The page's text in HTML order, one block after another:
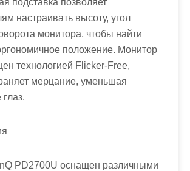
настраивать высоту, угол
монитора, чтобы найти
положение. Монитор
технологией Flicker-Free,
мерцание, уменьшая
PD2700U оснащен различными